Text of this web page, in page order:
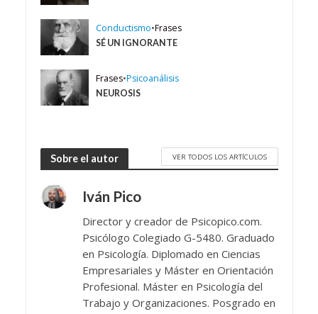
Conductismo•Frases
SÉ UN IGNORANTE
Frases•Psicoanálisis
NEUROSIS
Sobre el autor VER TODOS LOS ARTÍCULOS
Iván Pico
Director y creador de Psicopico.com.
Psicólogo Colegiado G-5480. Graduado
en Psicología. Diplomado en Ciencias
Empresariales y Máster en Orientación
Profesional. Máster en Psicología del
Trabajo y Organizaciones. Posgrado en